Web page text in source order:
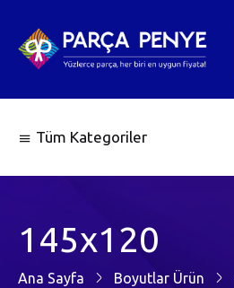
Tüm Kategoriler
145x120
Ana Sayfa Boyutlar Ürün